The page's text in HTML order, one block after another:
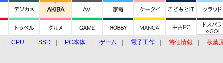
CPU SSD PC本体 ゲーム 電子工作 特価情報
秋葉